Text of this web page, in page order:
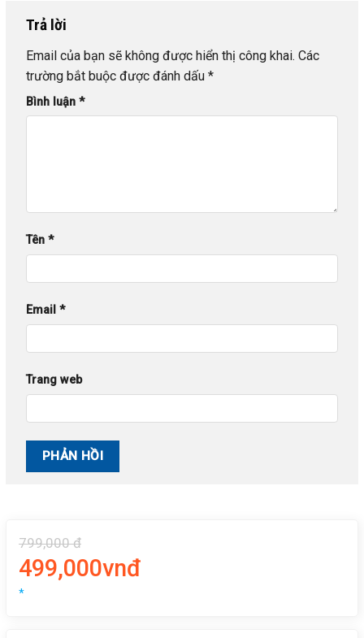
Trả lời
Email của bạn sẽ không được hiển thị công khai. Các
trường bắt buộc được đánh dấu *
Bình luận *
Tên *
Email *
Trang web
799,000 đ
499,000vnđ
*